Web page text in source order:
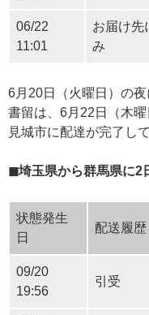
06/22
11:01
お届け先
み
6月20日（火曜日）の
書留は、6月22日（木
見城市に配達が完了し
◼埼玉県から群馬県に2
状態発生
日
配送履歴
09/20
19:56
引受